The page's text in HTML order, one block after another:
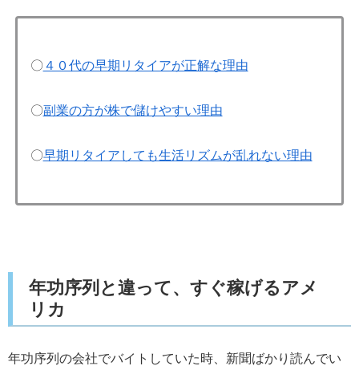
〇 ４０代の早期リタイアが正解な理由
〇副業の方が株で儲けやすい理由
〇早期リタイアしても生活リズムが乱れない理由
年功序列と違って、すぐ稼げるアメ
リカ
年功序列の会社でバイトしていた時、新聞ばかり読んでい